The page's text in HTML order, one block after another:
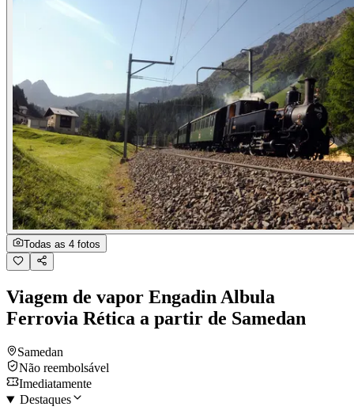
Todas as 4 fotos
Viagem de vapor Engadin Albula
Ferrovia Rética a partir de Samedan
Samedan
Não reembolsável
Imediatamente
Destaques